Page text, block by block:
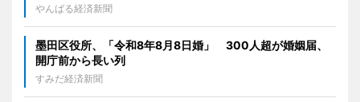
やんばる経済新聞
墨田区役所、「令和8年8月8日婚」 300人超が婚姻届、
開庁前から長い列
すみだ経済新聞